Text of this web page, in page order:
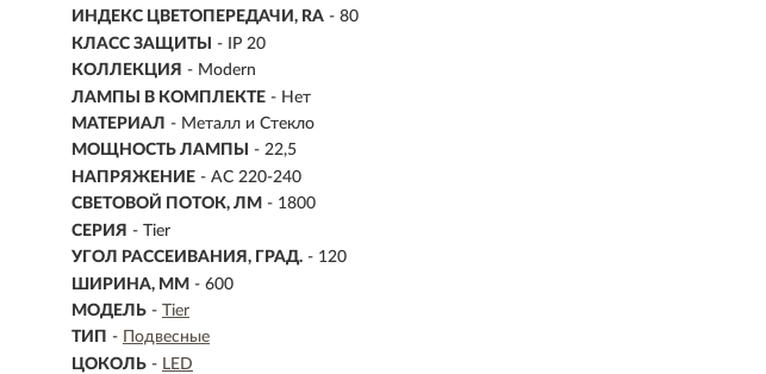
ИНДЕКС ЦВЕТОПЕРЕДАЧИ, RA - 80
КЛАСС ЗАЩИТЫ
- IP 20
КОЛЛЕКЦИЯ - Modern
ЛАМПЫ В КОМПЛЕКТЕ - Нет
МАТЕРИАЛ - Металл и Стекло
МОЩНОСТЬ ЛАМПЫ
- 22,5
НАПРЯЖЕНИЕ - AC 220-240
СВЕТОВОЙ ПОТОК, ЛМ - 1800
СЕРИЯ - Tier
УГОЛ РАССЕИВАНИЯ, ГРАД. - 120
ШИРИНА, ММ - 600
МОДЕЛЬ - Tier
ТИП -
Подвесные
ЦОКОЛЬ - LED